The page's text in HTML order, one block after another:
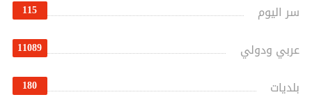
سر اليوم 115
عربي ودولي 11089
بلديات 180